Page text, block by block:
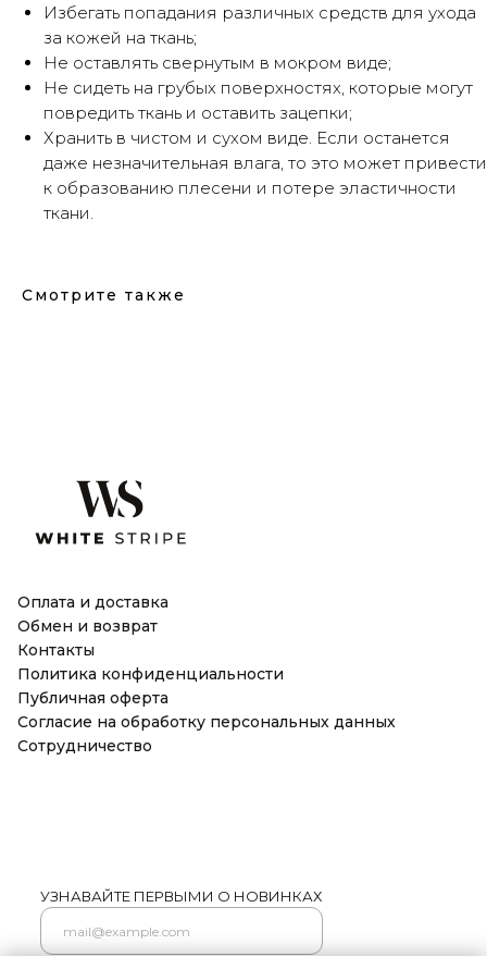
Избегать попадания различных средств для ухода
за кожей на ткань;
Не оставлять свернутым в мокром виде;
Не сидеть на грубых поверхностях, которые могут
повредить ткань и оставить зацепки;
Хранить в чистом и сухом виде. Если останется
даже незначительная влага, то это может привести
к образованию плесени и потере эластичности
ткани.
Смотрите также
Оплата и доставка
Обмен и возврат
Контакты
Политика конфиденциальности
Публичная оферта
Согласие на обработку персональных данных
Сотрудничество
УЗНАВАЙТЕ ПЕРВЫМИ О НОВИНКАХ